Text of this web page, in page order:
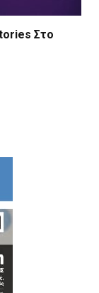
Στο